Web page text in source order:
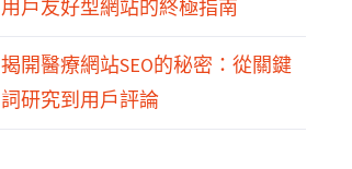
用戶友好型網站的終極指南
揭開醫療網站SEO的秘密：從關鍵
詞研究到用戶評論